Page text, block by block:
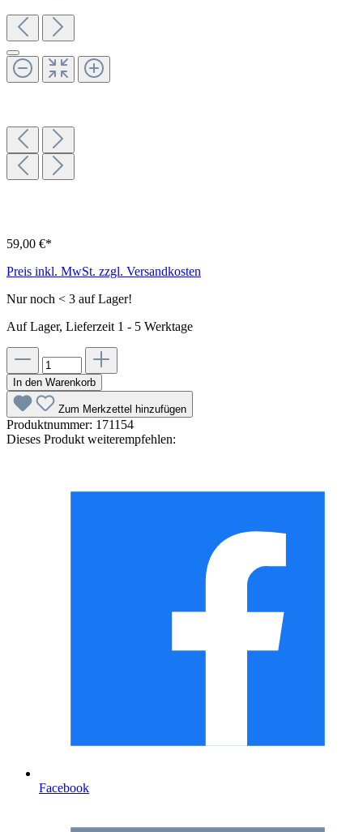
59,00 €*
Preis inkl. MwSt. zzgl. Versandkosten
Nur noch < 3 auf Lager!
Auf Lager, Lieferzeit 1 - 5 Werktage
In den Warenkorb
Zum Merkzettel hinzufügen
Produktnummer: 171154
Dieses Produkt weiterempfehlen:
Facebook